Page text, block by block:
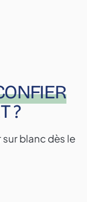
?
blanc dès le